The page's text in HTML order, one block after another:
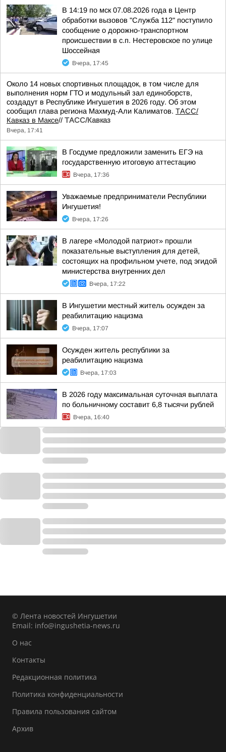
В 14:19 по мск 07.08.2026 года в Центр
обработки вызовов "Служба 112" поступило
сообщение о дорожно-транспортном
происшествии в с.п. Нестеровское по улице
Шоссейная
Вчера, 17:45
Около 14 новых спортивных площадок, в том числе для
выполнения норм ГТО и модульный зал единоборств,
создадут в Республике Ингушетия в 2026 году. Об этом
сообщил глава региона Махмуд-Али Калиматов. ТАСС/
Кавказ в Максе// ТАСС/Кавказ
Вчера, 17:41
В Госдуме предложили заменить ЕГЭ на
государственную итоговую аттестацию
Вчера, 17:36
Уважаемые предприниматели Республики
Ингушетия!
Вчера, 17:26
В лагере «Молодой патриот» прошли
показательные выступления для детей,
состоящих на профильном учете, под эгидой
министерства внутренних дел
Вчера, 17:22
В Ингушетии местный житель осужден за
реабилитацию нацизма
Вчера, 17:07
Осужден житель республики за
реабилитацию нацизма
Вчера, 17:03
В 2026 году максимальная суточная выплата
по больничному составит 6,8 тысячи рублей
Вчера, 16:40
© Лента новостей Ингушетии
Email: info@ingushetia-news.ru
О нас
Контакты
Редакционная политика
Политика конфиденциальности
Правила пользования сайтом
Архив